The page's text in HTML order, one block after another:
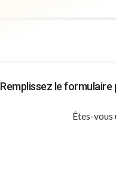
Remplissez le
Êtes-vous